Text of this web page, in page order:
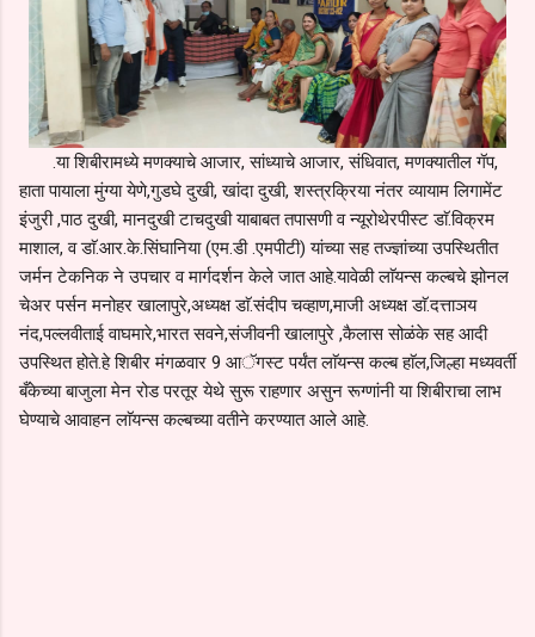
.या शिबीरामध्ये मणक्याचे आजार, सांध्याचे आजार, संधिवात, मणक्यातील गॅप,
हाता पायाला मुंग्या येणे,गुडघे दुखी, खांदा दुखी, शस्त्रक्रिया नंतर व्यायाम लिगामेंट
इंजुरी ,पाठ दुखी, मानदुखी टाचदुखी याबाबत तपासणी व न्यूरोथेरपीस्ट डाॅ.विक्रम
माशाल, व डाॅ.आर.के.सिंघानिया (एम.डी .एमपीटी) यांच्या सह तज्ज्ञांच्या उपस्थितीत
जर्मन टेकनिक ने उपचार व मार्गदर्शन केले जात आहे.यावेळी लाॅयन्स कल्बचे झोनल
चेअर पर्सन मनोहर खालापुरे,अध्यक्ष डाॅ.संदीप चव्हाण,माजी अध्यक्ष डाॅ.दत्ताञय
नंद,पल्लवीताई वाघमारे,भारत सवने,संजीवनी खालापुरे ,कैलास सोळंके सह आदी
उपस्थित होते.हे शिबीर मंगळवार 9 आॅगस्ट पर्यंत लाॅयन्स कल्ब हाॅल,जिल्हा मध्यवर्ती
बँकेच्या बाजुला मेन रोड परतूर येथे सुरू राहणार असुन रूग्णांनी या शिबीराचा लाभ
घेण्याचे आवाहन लाॅयन्स कल्बच्या वतीने करण्यात आले आहे.